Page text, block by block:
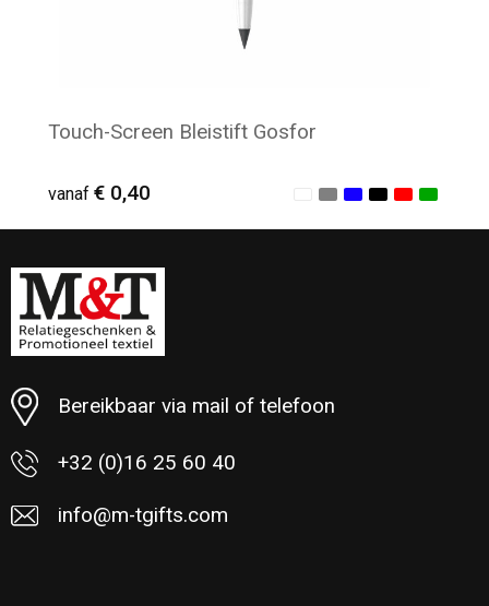
Touch-Screen Bleistift Gosfor
vanaf € 0,40
Minimale afname: 200
Bereikbaar via mail of telefoon
+32 (0)16 25 60 40
info@m-tgifts.com